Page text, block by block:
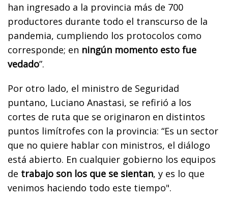
han ingresado a la provincia más de 700
productores durante todo el transcurso de la
pandemia, cumpliendo los protocolos como
corresponde; en ningún momento esto fue
vedado”.
Por otro lado, el ministro de Seguridad
puntano, Luciano Anastasi, se refirió a los
cortes de ruta que se originaron en distintos
puntos limítrofes con la provincia: “Es un sector
que no quiere hablar con ministros, el diálogo
está abierto. En cualquier gobierno los equipos
de trabajo son los que se sientan, y es lo que
venimos haciendo todo este tiempo".